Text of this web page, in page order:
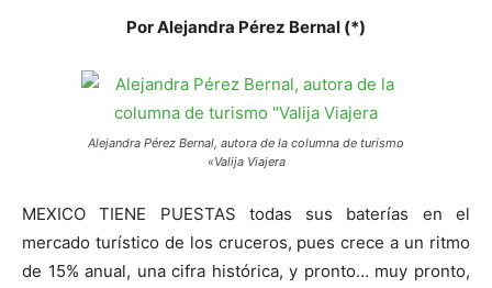
Por Alejandra Pérez Bernal (*)
Alejandra Pérez Bernal, autora de la columna de turismo
«Valija Viajera
MEXICO TIENE PUESTAS todas sus baterías en el
mercado turístico de los cruceros, pues crece a un ritmo
de 15% anual, una cifra histórica, y pronto… muy pronto,